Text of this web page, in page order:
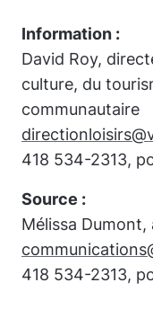
Information :
David Roy,
culture, du
communautaire
418 534-2313,
Source :
Mélissa
418 534-2313,